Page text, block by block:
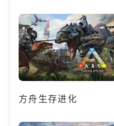
方舟生存进化